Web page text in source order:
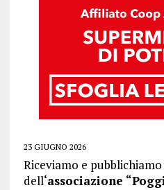
23 GIUGNO 2026
Riceviamo e
dell‘associazione